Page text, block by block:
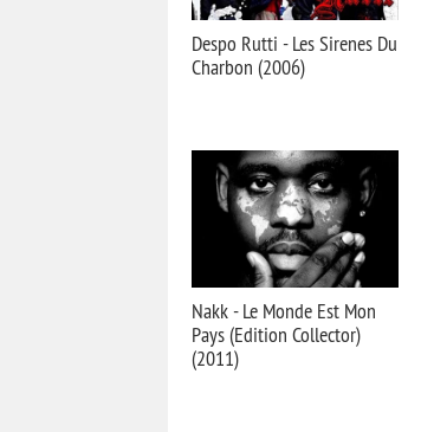
Despo Rutti - Les Sirenes Du
Charbon (2006)
Nakk - Le Monde Est Mon
Pays (Edition Collector)
(2011)